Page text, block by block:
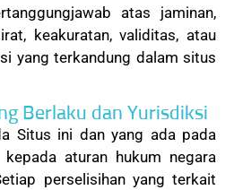
atas jaminan,
keakuratan, validitas, atau
yang terkandung dalam situs
Berlaku dan Yurisdiksi
Situs ini dan yang ada pada
aturan hukum negara
perselisihan yang terkait